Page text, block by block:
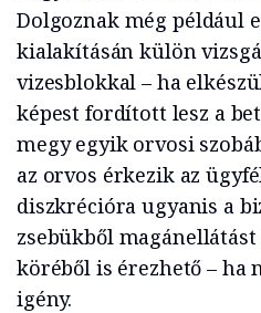
Dolgoznak még például
kialakításán külön
vizesblokkal – ha
képest fordított lesz a
megy egyik orvosi
az orvos érkezik az
diszkrécióra ugyanis a
zsebükből
köréből is érezhető – ha
igény.